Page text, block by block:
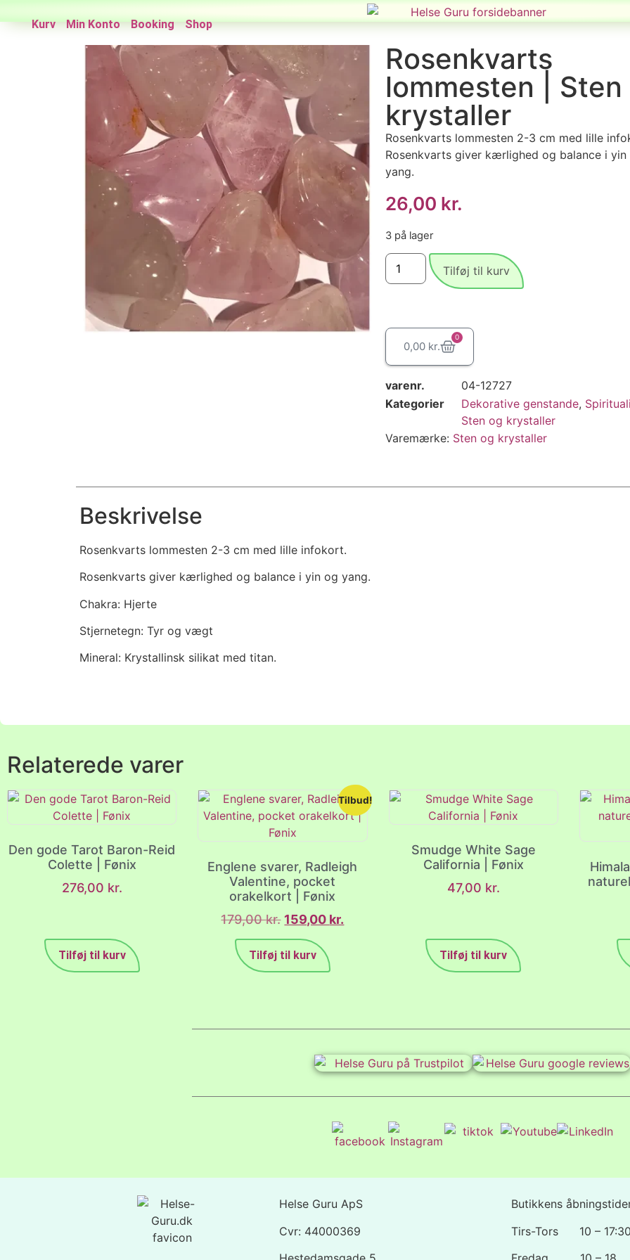
Kurv Min Konto Booking Shop
Rosenkvarts
lommesten | Sten
krystaller
Rosenkvarts lommesten 2-3 cm med lille
Rosenkvarts giver kærlighed og balance i yin
yang.
26,00 kr.
3 på lager
Tilføj til kurv
0,00 kr.
0
varenr.
04-12727
Kategorier
Dekorative genstande,
Sten og krystaller
Varemærke: Sten og krystaller
Beskrivelse
Rosenkvarts lommesten 2-3 cm med lille infokort.
Rosenkvarts giver kærlighed og balance i yin og yang.
Chakra: Hjerte
Stjernetegn: Tyr og vægt
Mineral: Krystallinsk silikat med titan.
Relaterede varer
Den gode Tarot Baron-Reid
Colette | Fønix
276,00 kr.
Tilføj til kurv
Tilbud!
Englene svarer, Radleigh
Valentine, pocket
orakelkort | Fønix
179,00kr. 159,00 kr.
Tilføj til kurv
Smudge White Sage
California | Fønix
47,00 kr.
Tilføj til kurv
Helse Guru ApS
Cvr: 44000369
Butikkens
Tirs-Tors 10 – 17:30